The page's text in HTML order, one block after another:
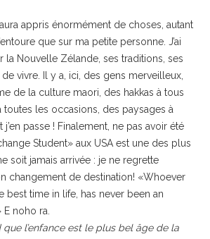
appris énormément de choses, autant
que sur ma petite personne. J’ai
la Nouvelle Zélande, ses traditions, ses
vivre. Il y a, ici, des gens merveilleux,
de la culture maori, des hakkas à tous
toutes les occasions, des paysages à
passe ! Finalement, ne pas avoir été
Student» aux USA est une des plus
soit jamais arrivée : je ne regrette
changement de destination! «Whoever
best time in life, has never been an
noho ra.
l’enfance est le plus bel âge de la